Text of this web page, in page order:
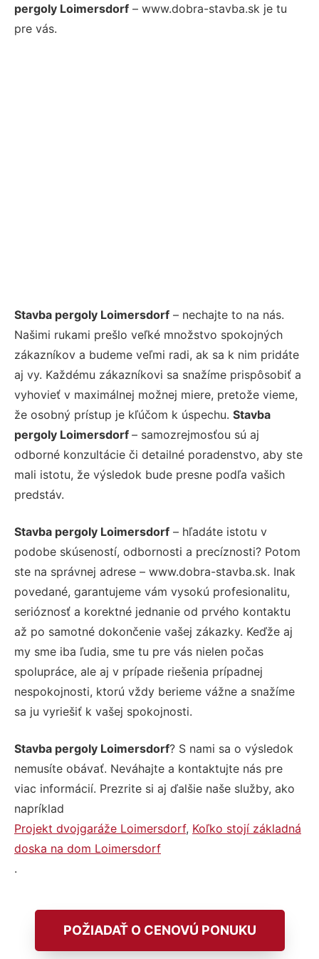
pergoly Loimersdorf – www.dobra-stavba.sk je tu
pre vás.
Stavba pergoly Loimersdorf – nechajte to na nás.
Našimi rukami prešlo veľké množstvo spokojných
zákazníkov a budeme veľmi radi, ak sa k nim pridáte
aj vy. Každému zákazníkovi sa snažíme prispôsobiť a
vyhovieť v maximálnej možnej miere, pretože vieme,
že osobný prístup je kľúčom k úspechu. Stavba
pergoly Loimersdorf – samozrejmosťou sú aj
odborné konzultácie či detailné poradenstvo, aby ste
mali istotu, že výsledok bude presne podľa vašich
predstáv.
Stavba pergoly Loimersdorf – hľadáte istotu v
podobe skúseností, odbornosti a precíznosti? Potom
ste na správnej adrese – www.dobra-stavba.sk. Inak
povedané, garantujeme vám vysokú profesionalitu,
serióznosť a korektné jednanie od prvého kontaktu
až po samotné dokončenie vašej zákazky. Keďže aj
my sme iba ľudia, sme tu pre vás nielen počas
spolupráce, ale aj v prípade riešenia prípadnej
nespokojnosti, ktorú vždy berieme vážne a snažíme
sa ju vyriešiť k vašej spokojnosti.
Stavba pergoly Loimersdorf? S nami sa o výsledok
nemusíte obávať. Neváhajte a kontaktujte nás pre
viac informácií. Prezrite si aj ďalšie naše služby, ako
napríklad
Projekt dvojgaráže Loimersdorf, Koľko stojí základná
doska na dom Loimersdorf
.
POŽIADAŤ O CENOVÚ PONUKU